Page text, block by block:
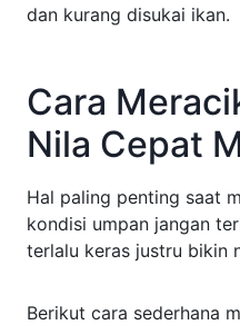
dan kurang disukai ikan.
Cara
Nila Cepat
Hal paling penting saat
kondisi umpan jangan
terlalu keras justru bikin
Berikut cara sederhana